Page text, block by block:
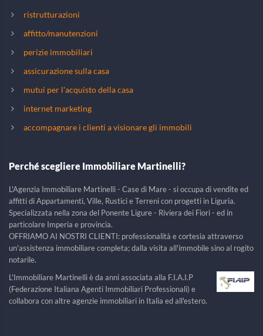
ristrutturazioni
affitto/manutenzioni
perizie immobiliari
assicurazione sulla casa
mutui per l'acquisto della casa
internet marketing
accompagnare i clienti a visionare gli immobili
Perché scegliere Immobiliare Martinelli?
L'Agenzia Immobiliare Martinelli - Case di Mare - si occupa di vendite ed
affitti di Appartamenti, Ville, Rustici e Terreni con progetti in Liguria.
Specializzata nella zona del Ponente Ligure - Riviera dei Fiori - ed in
particolare Imperia e provincia.
OFFRIAMO AI NOSTRI CLIENTI: professionalità e cortesia attraverso
un'assistenza immobiliare completa; dalla visita all'immobile sino al rogito
notarile.
L'Immobiliare Martinelli è da anni associata alla F.I.A.I.P
(Federazione Italiana Agenti Immobiliari Professionali) e
collabora con altre agenzie immobiliari in Italia ed all'estero.